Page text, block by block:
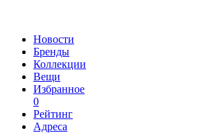
Новости
Бренды
Коллекции
Вещи
Избранное
0
Рейтинг
Адреса